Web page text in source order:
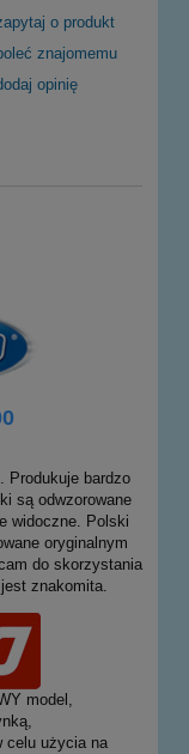
o produkt
znajomemu
opinię
Produkuje bardzo
są odwzorowane
widoczne. Polski
oryginalnym
do skorzystania
znakomita.
model,
celu użycia na